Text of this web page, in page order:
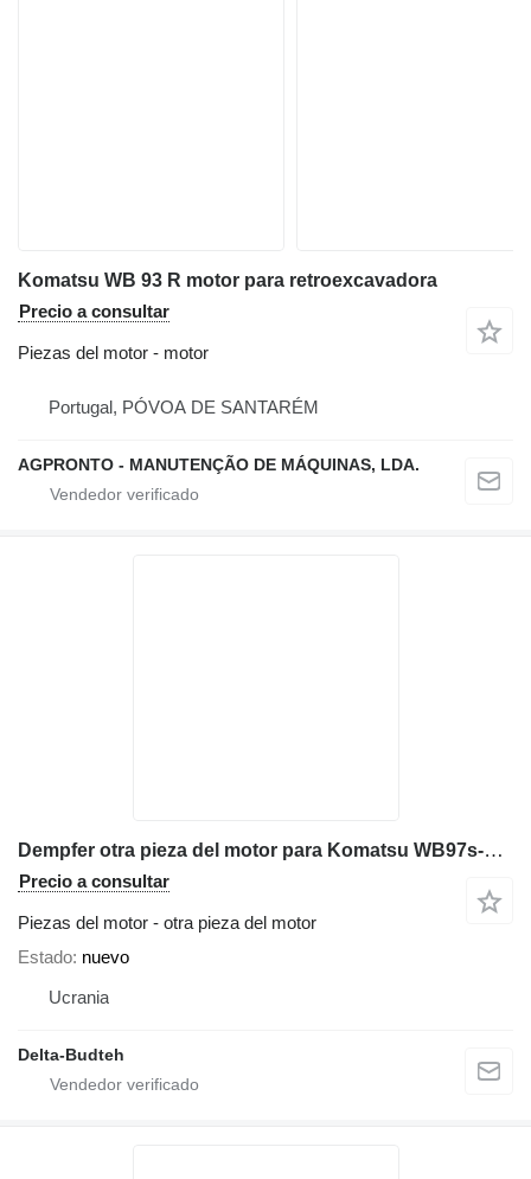
Komatsu WB 93 R motor para retroexcavadora
Precio a consultar
Piezas del motor - motor
Portugal, PÓVOA DE SANTARÉM
AGPRONTO - MANUTENÇÃO DE MÁQUINAS, LDA.
Dempfer otra pieza del motor para Komatsu WB97s-2 retroexcavadora
Precio a consultar
Piezas del motor - otra pieza del motor
Estado nuevo
Ucrania
Delta-Budteh